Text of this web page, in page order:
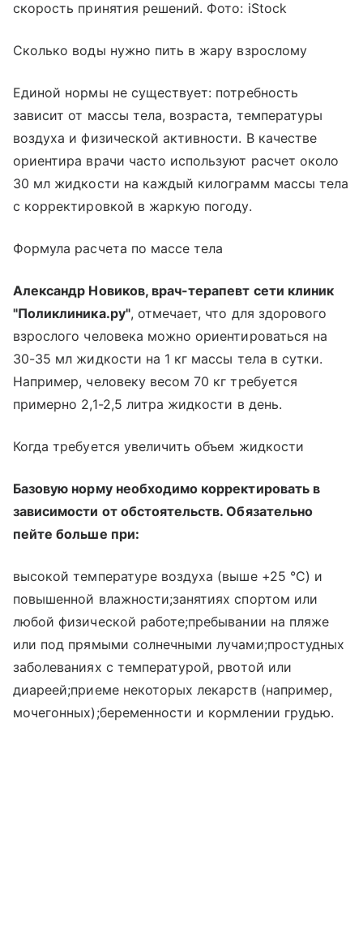
скорость принятия решений. Фото: iStock
Сколько воды нужно пить в жару взрослому
Единой нормы не существует: потребность
зависит от массы тела, возраста, температуры
воздуха и физической активности. В качестве
ориентира врачи часто используют расчет около
30 мл жидкости на каждый килограмм массы тела
с корректировкой в жаркую погоду.
Формула расчета по массе тела
Александр Новиков, врач-терапевт сети клиник
"Поликлиника.ру", отмечает, что для здорового
взрослого человека можно ориентироваться на
30-35 мл жидкости на 1 кг массы тела в сутки.
Например, человеку весом 70 кг требуется
примерно 2,1-2,5 литра жидкости в день.
Когда требуется увеличить объем жидкости
Базовую норму необходимо корректировать в
зависимости от обстоятельств. Обязательно
пейте больше при:
высокой температуре воздуха (выше +25 °C) и
повышенной влажности;занятиях спортом или
любой физической работе;пребывании на пляже
или под прямыми солнечными лучами;простудных
заболеваниях с температурой, рвотой или
диареей;приеме некоторых лекарств (например,
мочегонных);беременности и кормлении грудью.